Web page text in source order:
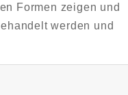
Formen zeigen und
werden und